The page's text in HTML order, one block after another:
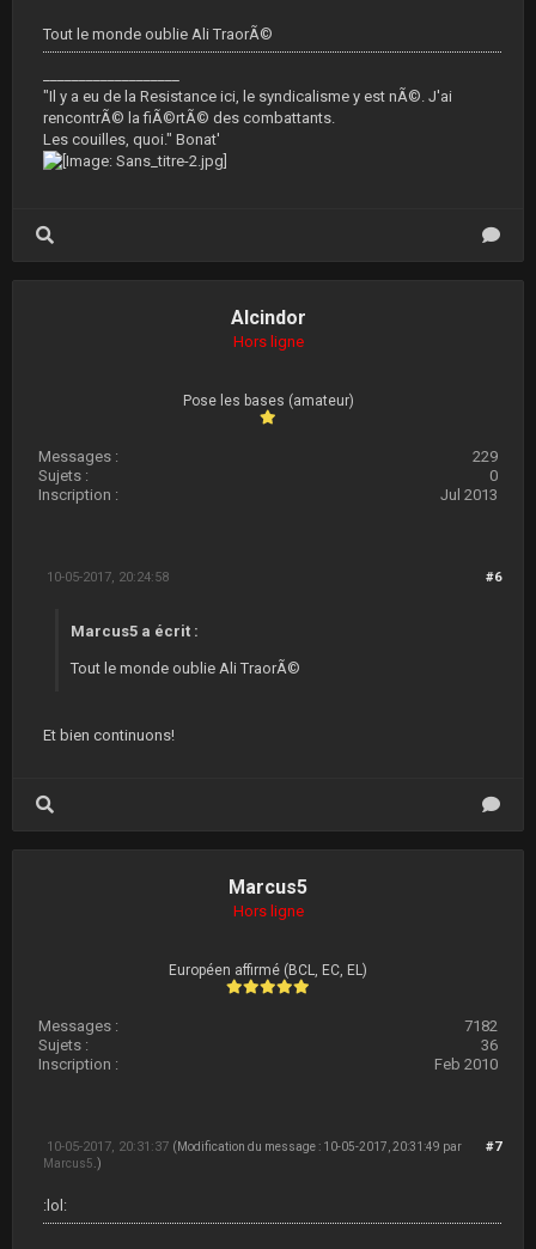
Tout le monde oublie Ali TraorÃ©
"Il y a eu de la Resistance ici, le syndicalisme y est nÃ©. J'ai
rencontrÃ© la fiÃ©rtÃ© des combattants.
Les couilles, quoi." Bonat'
Alcindor
Hors ligne
Pose les bases (amateur)
Messages :
229
Sujets :
0
Inscription :
Jul 2013
#6
10-05-2017, 20:24:58
Marcus5 a écrit :
Tout le monde oublie Ali TraorÃ©
Et bien continuons!
Marcus5
Hors ligne
Européen affirmé (BCL, EC, EL)
Messages :
7182
Sujets :
36
Inscription :
Feb 2010
#7
10-05-2017, 20:31:37 (Modification du message : 10-05-2017, 20:31:49 par
Marcus5.)
:lol: